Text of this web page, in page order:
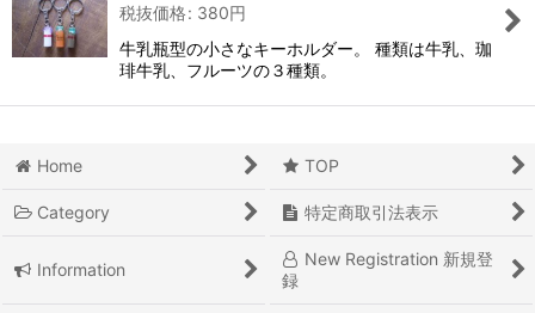
税抜価格: 380円
牛乳瓶型の小さなキーホルダー。 種類は牛乳、珈
琲牛乳、フルーツの３種類。
Home TOP
Category 特定商取引法表示
Information
New Registration 新規登
録